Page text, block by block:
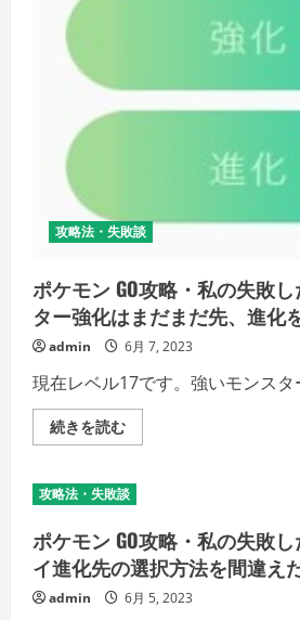
体
談：
ベ
ル
い
う
ち
に
早々
に
10
ｋ
ｍ
タ
ゴ
孵
化
の
細
を
ご
覧
く
攻略法・失敗談
ポケモン GO攻略・私の失敗
ター強化はまだまだ先、進化
admin 6月 7, 2023
現在レベル17です。強いモンスタ
続きを読むポ
ケ
GO
攻
私
の
失
敗
し
た
攻略法・失敗談
ポケモン GO攻略・私の失敗
イ進化先の選択方法を間違え
admin 6月 5, 2023